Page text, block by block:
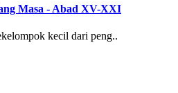
Masa - Abad XV-XXI
kecil dari peng..